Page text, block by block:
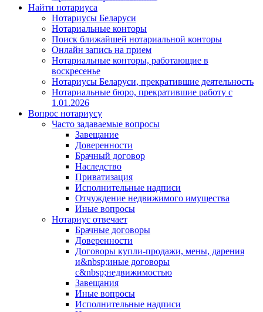
Найти нотариуса
Нотариусы Беларуси
Нотариальные конторы
Поиск ближайшей нотариальной конторы
Онлайн запись на прием
Нотариальные конторы, работающие в
воскресенье
Нотариусы Беларуси, прекратившие деятельность
Нотариальные бюро, прекратившие работу с
1.01.2026
Вопрос нотариусу
Часто задаваемые вопросы
Завещание
Доверенности
Брачный договор
Наследство
Приватизация
Исполнительные надписи
Отчуждение недвижимого имущества
Иные вопросы
Нотариус отвечает
Брачные договоры
Доверенности
Договоры купли-продажи, мены, дарения
и&nbsp;иные договоры
с&nbsp;недвижимостью
Завещания
Иные вопросы
Исполнительные надписи